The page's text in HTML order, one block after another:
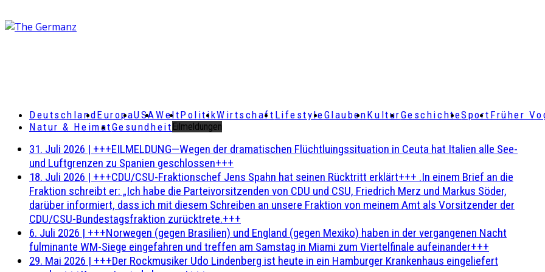
DeutschlandEuropaUSAWeltPolitikWirtschaft LifestyleGlaubenKulturGeschichteSport Früher
Natur & HeimatGesundheit Eilmeldungen
31. Juli 2026 | +++EILMELDUNG—Wegen der dramatischen Flüchtluingssituation in Ceuta hat Italien alle See-
und Luftgrenzen zu Spanien geschlossen+++
18. Juli 2026 | +++CDU/CSU-Fraktionschef Jens Spahn hat seinen Rücktritt erklärt+++ .In einem Brief an die
Fraktion schreibt er: „Ich habe die Parteivorsitzenden von CDU und CSU, Friedrich Merz und Markus Söder,
darüber informiert, dass ich mit diesem Schreiben an unsere Fraktion von meinem Amt als Vorsitzender der
CDU/CSU-Bundestagsfraktion zurücktrete.+++
6. Juli 2026 | +++Norwegen (gegen Brasilien) und England (gegen Mexiko) haben in der vergangenen Nacht
fulminante WM-Siege eingefahren und treffen am Samstag in Miami zum Viertelfinale aufeinander+++
29. Mai 2026 | +++Der Rockmusiker Udo Lindenberg ist heute in ein Hamburger Krankenhaus eingeliefert